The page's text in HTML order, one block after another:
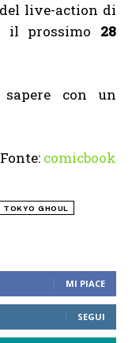
MI PIACE
SEGUI
live-action di
il prossimo 28
sapere con un
Fonte: comicbook
TOKYO GHOUL